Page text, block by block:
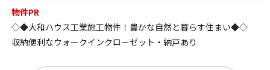
物件PR
◇◆大和ハウス工業施工物件！豊かな自然と暮らす住まい◆◇
収納便利なウォークインクローゼット・納戸あり